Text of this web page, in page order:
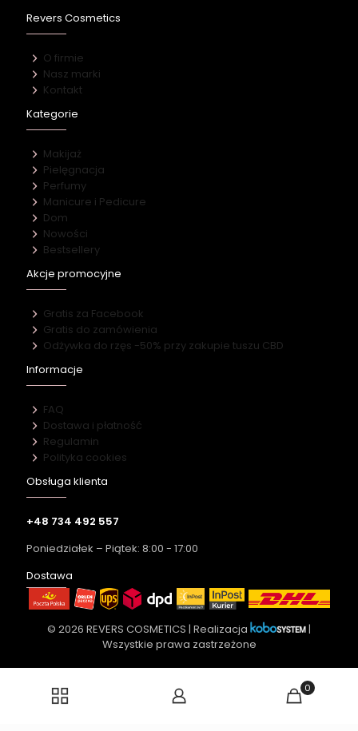
Revers Cosmetics
O firmie
Nasz marki
Kontakt
Kategorie
Makijaż
Pielęgnacja
Perfumy
Manicure i Pedicure
Dom
Nowości
Bestsellery
Akcje promocyjne
Gratis za Facebook
Gratis do zamówienia
Odżywka do rzęs -50% przy zakupie tuszu CBD
Informacje
FAQ
Dostawa i płatność
Regulamin
Polityka cookies
Obsługa klienta
+48 734 492 557
Poniedziałek – Piątek: 8:00 - 17:00
Dostawa
© 2026 REVERS COSMETICS | Realizacja
|
Wszystkie prawa zastrzeżone
0